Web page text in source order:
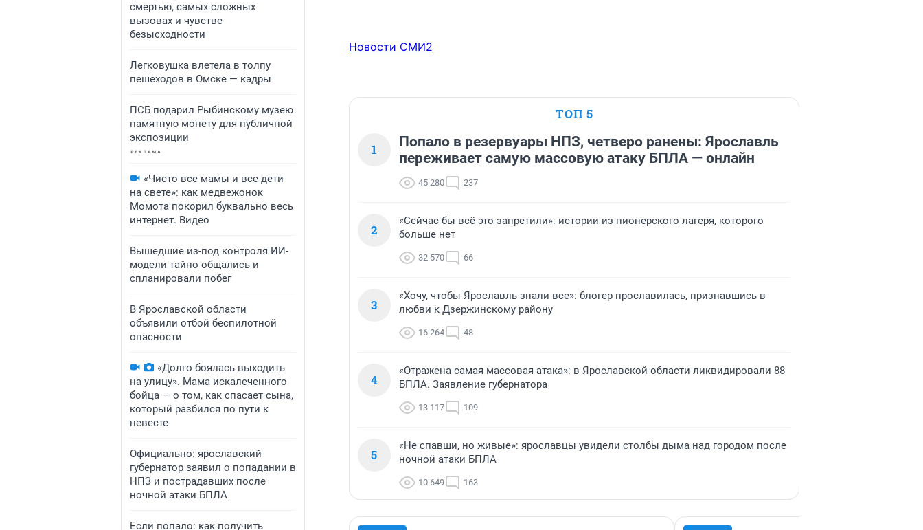
смертью, самых сложных
вызовах и чувстве
безысходности
Легковушка влетела в толпу
пешеходов в Омске — кадры
ПСБ подарил Рыбинскому музею
памятную монету для публичной
экспозиции
«Чисто все мамы и все дети
на свете»: как медвежонок
Момота покорил буквально весь
интернет. Видео
Вышедшие из-под контроля ИИ-
модели тайно общались и
спланировали побег
В Ярославской области
объявили отбой беспилотной
опасности
«Долго боялась выходить
на улицу». Мама искалеченного
бойца — о том, как спасает сына,
который разбился по пути к
невесте
Официально: ярославский
губернатор заявил о попадании в
НПЗ и пострадавших после
ночной атаки БПЛА
Если попало: как получить
Новости СМИ2
ТОП 5
1
Попало в резервуары НПЗ, четверо ранены: Ярославль
переживает самую массовую атаку БПЛА — онлайн
45 280 237
2
«Сейчас бы всё это запретили»: истории из пионерского лагеря, которого
больше нет
32 570 66
3
«Хочу, чтобы Ярославль знали все»: блогер прославилась, признавшись в
любви к Дзержинскому району
16 264 48
4
«Отражена самая массовая атака»: в Ярославской области ликвидировали 88
БПЛА. Заявление губернатора
13 117 109
5
«Не спавши, но живые»: ярославцы увидели столбы дыма над городом после
ночной атаки БПЛА
10 649 163